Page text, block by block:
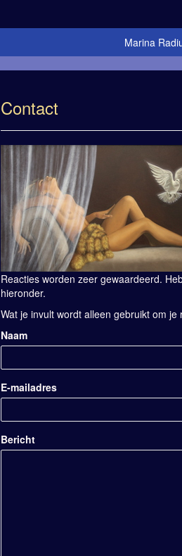
Marina
Contact
Reacties worden zeer gewaardeerd.
hieronder.
Wat je invult wordt alleen gebruikt om
Naam
E-mailadres
Bericht